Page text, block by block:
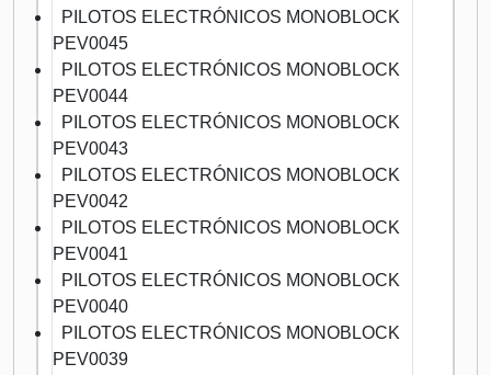
PILOTOS ELECTRÓNICOS MONOBLOCK
PEV0045
PILOTOS ELECTRÓNICOS MONOBLOCK
PEV0044
PILOTOS ELECTRÓNICOS MONOBLOCK
PEV0043
PILOTOS ELECTRÓNICOS MONOBLOCK
PEV0042
PILOTOS ELECTRÓNICOS MONOBLOCK
PEV0041
PILOTOS ELECTRÓNICOS MONOBLOCK
PEV0040
PILOTOS ELECTRÓNICOS MONOBLOCK
PEV0039